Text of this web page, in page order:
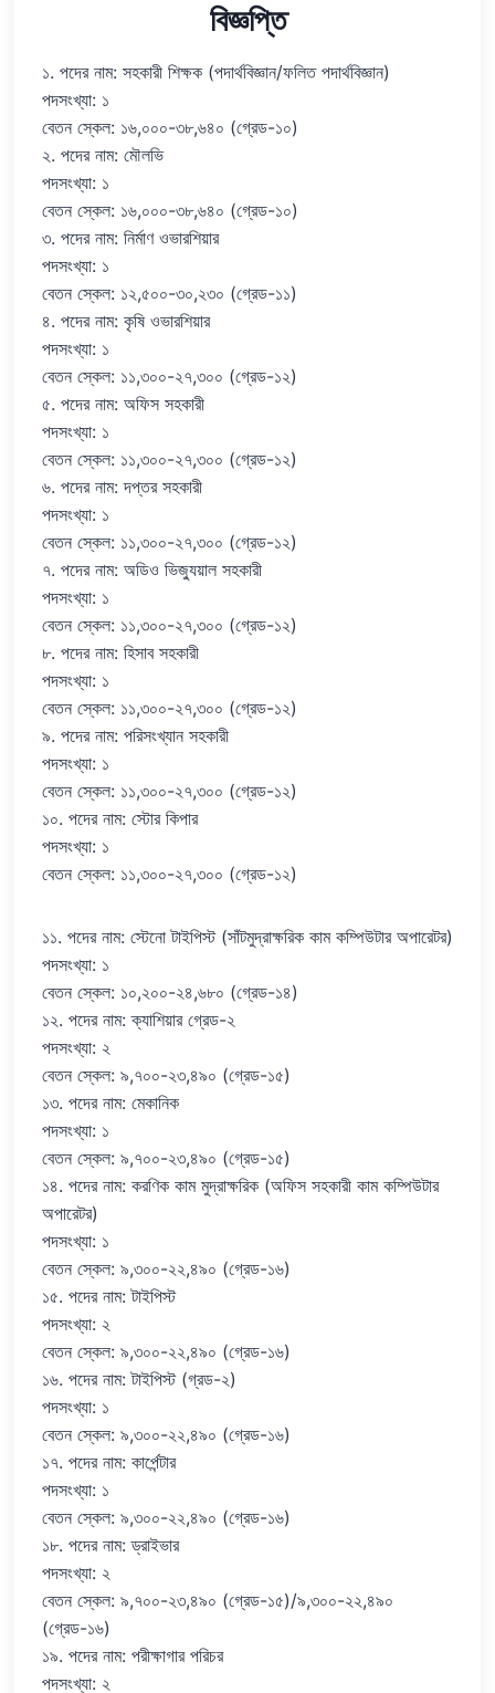
বিজ্ঞপ্তি
১. পদের নাম: সহকারী শিক্ষক (পদার্থবিজ্ঞান/ফলিত পদার্থবিজ্ঞান)
পদসংখ্যা: ১
বেতন স্কেল: ১৬,০০০-৩৮,৬৪০ (গ্রেড-১০)
২. পদের নাম: মৌলভি
পদসংখ্যা: ১
বেতন স্কেল: ১৬,০০০-৩৮,৬৪০ (গ্রেড-১০)
৩. পদের নাম: নির্মাণ ওভারশিয়ার
পদসংখ্যা: ১
বেতন স্কেল: ১২,৫০০-৩০,২৩০ (গ্রেড-১১)
৪. পদের নাম: কৃষি ওভারশিয়ার
পদসংখ্যা: ১
বেতন স্কেল: ১১,৩০০-২৭,৩০০ (গ্রেড-১২)
৫. পদের নাম: অফিস সহকারী
পদসংখ্যা: ১
বেতন স্কেল: ১১,৩০০-২৭,৩০০ (গ্রেড-১২)
৬. পদের নাম: দপ্তর সহকারী
পদসংখ্যা: ১
বেতন স্কেল: ১১,৩০০-২৭,৩০০ (গ্রেড-১২)
৭. পদের নাম: অডিও ভিজ্যুয়াল সহকারী
পদসংখ্যা: ১
বেতন স্কেল: ১১,৩০০-২৭,৩০০ (গ্রেড-১২)
৮. পদের নাম: হিসাব সহকারী
পদসংখ্যা: ১
বেতন স্কেল: ১১,৩০০-২৭,৩০০ (গ্রেড-১২)
৯. পদের নাম: পরিসংখ্যান সহকারী
পদসংখ্যা: ১
বেতন স্কেল: ১১,৩০০-২৭,৩০০ (গ্রেড-১২)
১০. পদের নাম: স্টোর কিপার
পদসংখ্যা: ১
বেতন স্কেল: ১১,৩০০-২৭,৩০০ (গ্রেড-১২)
১১. পদের নাম: স্টেনো টাইপিস্ট (সাঁটমুদ্রাক্ষরিক কাম কম্পিউটার অপারেটর)
পদসংখ্যা: ১
বেতন স্কেল: ১০,২০০-২৪,৬৮০ (গ্রেড-১৪)
১২. পদের নাম: ক্যাশিয়ার গ্রেড-২
পদসংখ্যা: ২
বেতন স্কেল: ৯,৭০০-২৩,৪৯০ (গ্রেড-১৫)
১৩. পদের নাম: মেকানিক
পদসংখ্যা: ১
বেতন স্কেল: ৯,৭০০-২৩,৪৯০ (গ্রেড-১৫)
১৪. পদের নাম: করণিক কাম মুদ্রাক্ষরিক (অফিস সহকারী কাম কম্পিউটার
অপারেটর)
পদসংখ্যা: ১
বেতন স্কেল: ৯,৩০০-২২,৪৯০ (গ্রেড-১৬)
১৫. পদের নাম: টাইপিস্ট
পদসংখ্যা: ২
বেতন স্কেল: ৯,৩০০-২২,৪৯০ (গ্রেড-১৬)
১৬‍. পদের নাম: টাইপিস্ট (গ্রড-২)
পদসংখ্যা: ১
বেতন স্কেল: ৯,৩০০-২২,৪৯০ (গ্রেড-১৬)
১৭. পদের নাম: কার্পেন্টার
পদসংখ্যা: ১
বেতন স্কেল: ৯,৩০০-২২,৪৯০ (গ্রেড-১৬)
১৮. পদের নাম: ড্রাইভার
পদসংখ্যা: ২
বেতন স্কেল: ৯,৭০০-২৩,৪৯০ (গ্রেড-১৫)/৯,৩০০-২২,৪৯০
(গ্রেড-১৬)
১৯. পদের নাম: পরীক্ষাগার পরিচর
পদসংখ্যা: ২